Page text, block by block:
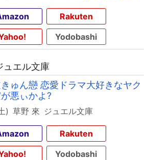
Rakuten
Yodobashi
ュエル文庫
ゅん戀 恋愛ドラマ大好きなヤク
悪ぃかよ?
) 草野 來 ジュエル文庫
Rakuten
Yodobashi